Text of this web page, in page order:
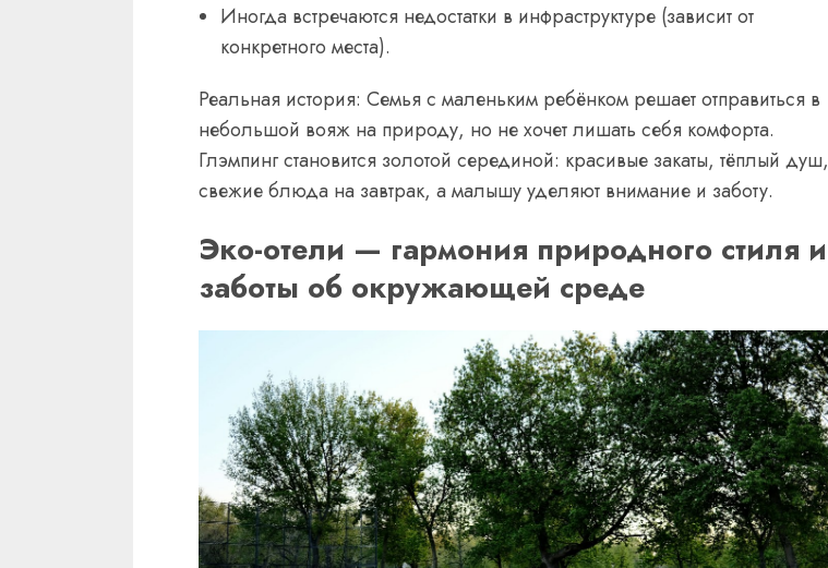
Иногда встречаются недостатки в инфраструктуре (зависит от
конкретного места).
Реальная история: Семья с маленьким ребёнком решает отправиться в
небольшой вояж на природу, но не хочет лишать себя комфорта.
Глэмпинг становится золотой серединой: красивые закаты, тёплый душ,
свежие блюда на завтрак, а малышу уделяют внимание и заботу.
Эко-отели — гармония природного стиля и
заботы об окружающей среде